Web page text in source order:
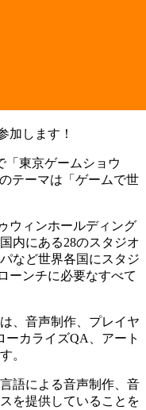
加します！
「東京ゲームショウ
テーマは「ゲームで世
ウィンホールディング
内にある28のスタジオ
など世界各国にスタジ
ーンチに必要なすべて
、音声制作、プレイヤ
カライズQA、アート
。
語による音声制作、音
を提供していることを